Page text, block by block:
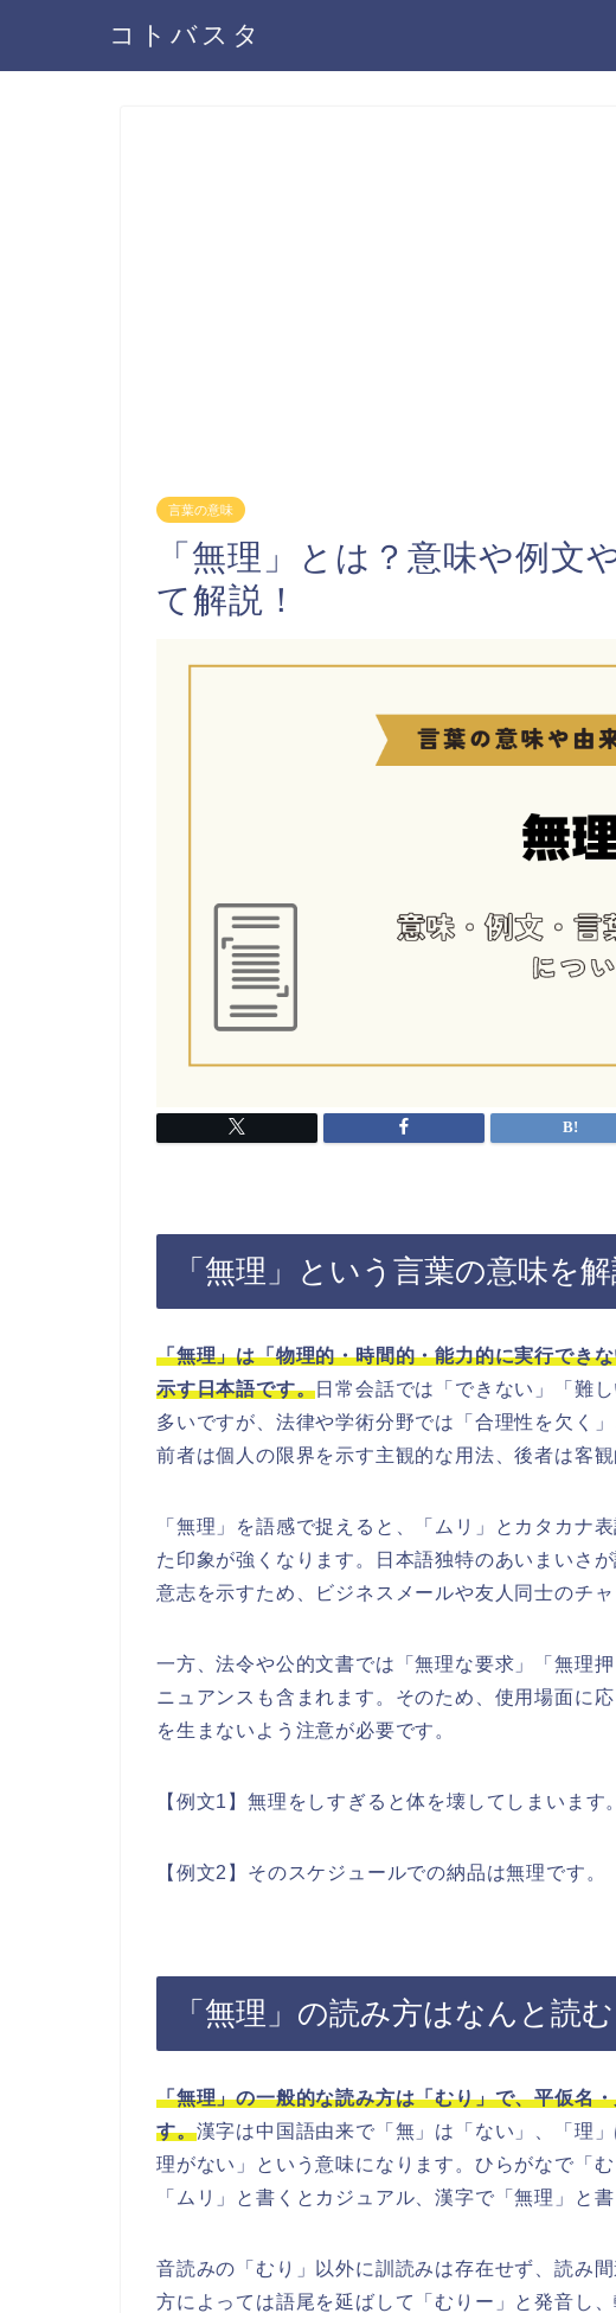
コトバスタ
言葉の意味
「無理」とは？意味や例文
て解説！
「無理」という言葉の意味を解
「無理」は「物理的・時間的・能力的に実行でき
示す日本語です。日常会話では「できない」「難
多いですが、法律や学術分野では「合理性を欠く
前者は個人の限界を示す主観的な用法、後者は客
「無理」を語感で捉えると、「ムリ」とカタカナ
た印象が強くなります。日本語独特のあいまいさ
意志を示すため、ビジネスメールや友人同士のチャ
一方、法令や公的文書では「無理な要求」「無理
ニュアンスも含まれます。そのため、使用場面に
を生まないよう注意が必要です。
【例文1】無理をしすぎると体を壊してしまいます。
【例文2】そのスケジュールでの納品は無理です。
「無理」の読み方はなんと読む
「無理」の一般的な読み方は「むり」で、平仮名
す。漢字は中国語由来で「無」は「ない」、「理
理がない」という意味になります。ひらがなで「
「ムリ」と書くとカジュアル、漢字で「無理」と
音読みの「むり」以外に訓読みは存在せず、読み
方によっては語尾を延ばして「むりー」と発音し